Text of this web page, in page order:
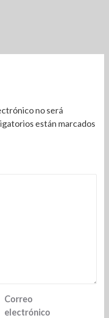
no será
están marcados
Correo
electrónico